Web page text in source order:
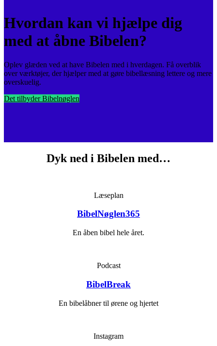
Hvordan kan vi hjælpe dig
med at åbne Bibelen?
Oplev glæden ved at have Bibelen med i hverdagen. Få overblik
over værktøjer, der hjælper med at gøre bibellæsning lettere og mere
overskuelig.
Det tilbyder Bibelnøglen
Dyk ned i Bibelen med…
Læseplan
BibelNøglen365
En åben bibel hele året.
Podcast
BibelBreak
En bibelåbner til ørene og hjertet
Instagram